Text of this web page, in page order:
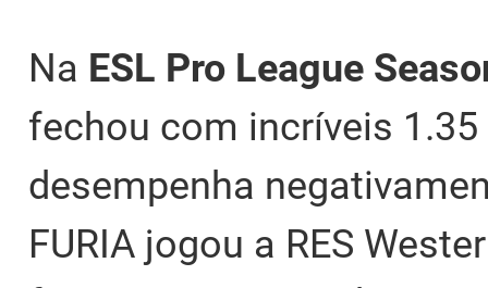
Na ESL Pro League
fechou com incríveis
desempenha
FURIA jogou a RES